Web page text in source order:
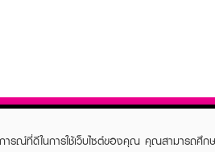
ารณ์ที่ดีในการใช้เว็บไซต์ของคุณ คุณสามารถศึกษ